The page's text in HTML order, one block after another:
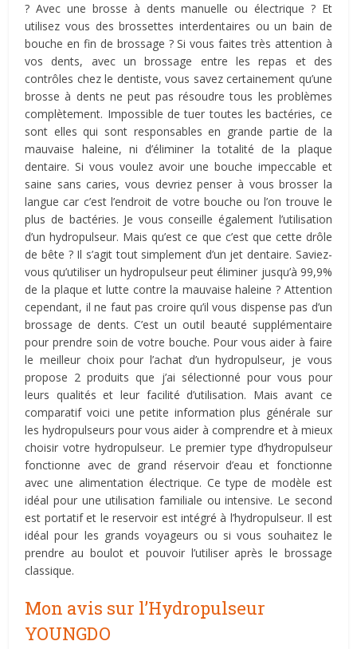
? Avec une brosse à dents manuelle ou électrique ? Et
utilisez vous des brossettes interdentaires ou un bain de
bouche en fin de brossage ? Si vous faites très attention à
vos dents, avec un brossage entre les repas et des
contrôles chez le dentiste, vous savez certainement qu’une
brosse à dents ne peut pas résoudre tous les problèmes
complètement. Impossible de tuer toutes les bactéries, ce
sont elles qui sont responsables en grande partie de la
mauvaise haleine, ni d’éliminer la totalité de la plaque
dentaire. Si vous voulez avoir une bouche impeccable et
saine sans caries, vous devriez penser à vous brosser la
langue car c’est l’endroit de votre bouche ou l’on trouve le
plus de bactéries. Je vous conseille également l’utilisation
d’un hydropulseur. Mais qu’est ce que c’est que cette drôle
de bête ? Il s’agit tout simplement d’un jet dentaire. Saviez-
vous qu’utiliser un hydropulseur peut éliminer jusqu’à 99,9%
de la plaque et lutte contre la mauvaise haleine ? Attention
cependant, il ne faut pas croire qu’il vous dispense pas d’un
brossage de dents. C’est un outil beauté supplémentaire
pour prendre soin de votre bouche. Pour vous aider à faire
le meilleur choix pour l’achat d’un hydropulseur, je vous
propose 2 produits que j’ai sélectionné pour vous pour
leurs qualités et leur facilité d’utilisation. Mais avant ce
comparatif voici une petite information plus générale sur
les hydropulseurs pour vous aider à comprendre et à mieux
choisir votre hydropulseur. Le premier type d’hydropulseur
fonctionne avec de grand réservoir d’eau et fonctionne
avec une alimentation électrique. Ce type de modèle est
idéal pour une utilisation familiale ou intensive. Le second
est portatif et le reservoir est intégré à l’hydropulseur. Il est
idéal pour les grands voyageurs ou si vous souhaitez le
prendre au boulot et pouvoir l’utiliser après le brossage
classique.
Mon avis sur l’Hydropulseur
YOUNGDO